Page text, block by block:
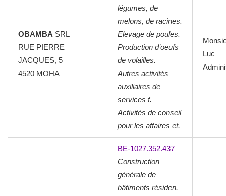
OBAMBA SRL
RUE PIERRE
JACQUES, 5
4520 MOHA
légumes, de
melons, de racines.
Elevage de poules.
Production d’oeufs
de volailles.
Autres activités
auxiliaires de
services f.
Activités de conseil
pour les affaires et.
Luc
BE-1027.352.437
Construction
générale de
bâtiments résiden.